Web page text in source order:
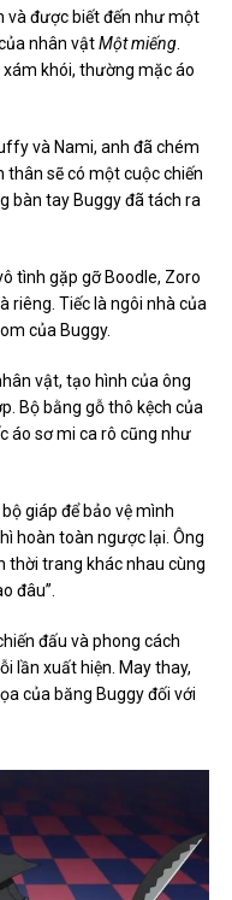
và được biết đến như một
nhân vậtMột miếng
khói, thường mặc áo
và Nami, anh đã chém
thân sẽ có một cuộc chiến
bàn tay Buggy đã tách ra
tình gặp gỡ Boodle, Zoro
riêng. Tiếc là ngôi nhà của
của Buggy.
vật, tạo hình của ông
Bộ bằng gỗ thô kệch của
áo sơ mi ca rô cũng như
giáp để bảo vệ mình
hoàn toàn ngược lại. Ông
thời trang khác nhau cùng
đâu”.
đấu và phong cách
lần xuất hiện. May thay,
của băng Buggy đối với